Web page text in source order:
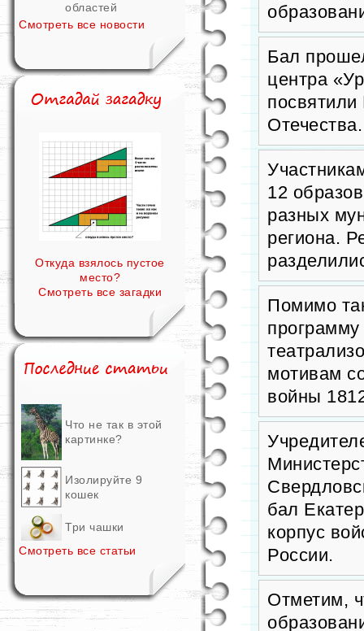
областей
Смотреть все новости
Откуда взялось пустое
место?
Смотреть все загадки
Что не так в этой
картинке?
Изолируйте 9
кошек
Три чашки
Смотреть все статьи
Бал
центра
посвятили
12
разных
региона.
Помимо
мотивам
войны
бал
корпус
России.
Отметим,